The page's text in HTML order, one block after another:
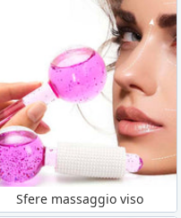
Sfere massaggio viso